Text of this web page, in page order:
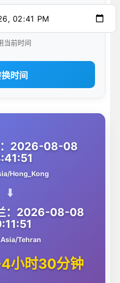
当前时间
时间
2026-08-08
Hong_Kong
⬇️
：2026-08-08
Asia/Tehran
小时30分钟